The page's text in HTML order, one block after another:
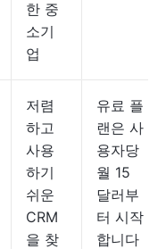
한 중
소기
업
저렴
하고
사용
하기
쉬운
CRM
을 찾
유료 플
랜은 사
용자당
월 15
달러부
터 시작
합니다